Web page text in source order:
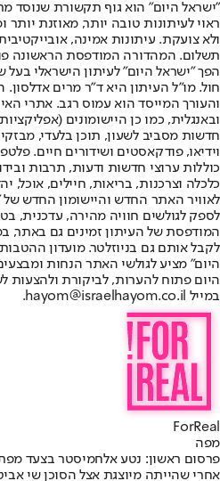
"ישראל היום" הוא גוף תקשורת שנוסד
ראוי לעיתונות טובה יותר, מאוזנת
ולא צועקת. עיתונות אמינה,
הפך "ישראל היום" לעיתון הישראלי בעל
חול. מו"ל העיתון היא ד"ר מרים
והעורך המייסד הוא עמוס רגב. אתרי
חדשות מסביב לשעון, תוכן בלעדי,
וידיאו, פודקאסטים ושידורים חיים.
כוללות ערוצי חדשות ודעות, תרבות
לאוויר האתר החדש והיישומון החדש
לספק לגולשים חוויה מהירה, עדכנית,
המודפסת של העיתון זמינים גם באתר,
לקבל אותם גם בניוזלטר. מועדון
היום" מציע לגולשי האתר הנחות
היום פתוח להערות, לביקורת ולהצעות
במייל hayom@israelhayom.co.il.
ForReal
מפה
פרסום ראשון: נטע אלחמיסטר בצעד
אחרי שהייתה מיוצגת אצל הסוכן שי